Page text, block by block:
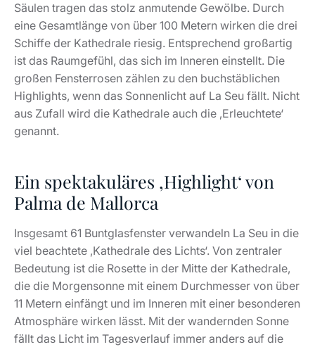
Säulen tragen das stolz anmutende Gewölbe. Durch
eine Gesamtlänge von über 100 Metern wirken die drei
Schiffe der Kathedrale riesig. Entsprechend großartig
ist das Raumgefühl, das sich im Inneren einstellt. Die
großen Fensterrosen zählen zu den buchstäblichen
Highlights, wenn das Sonnenlicht auf La Seu fällt. Nicht
aus Zufall wird die Kathedrale auch die ‚Erleuchtete‘
genannt.
Ein spektakuläres ‚Highlight‘ von
Palma de Mallorca
Insgesamt 61 Buntglasfenster verwandeln La Seu in die
viel beachtete ‚Kathedrale des Lichts‘. Von zentraler
Bedeutung ist die Rosette in der Mitte der Kathedrale,
die die Morgensonne mit einem Durchmesser von über
11 Metern einfängt und im Inneren mit einer besonderen
Atmosphäre wirken lässt. Mit der wandernden Sonne
fällt das Licht im Tagesverlauf immer anders auf die